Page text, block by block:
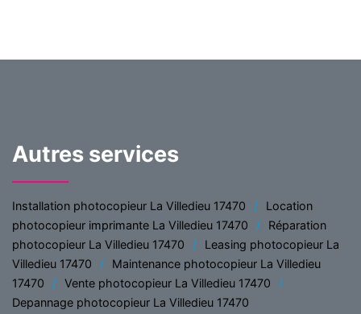
Autres services
Installation photocopieur La Villedieu 17470
Location
photocopieur imprimante La Villedieu 17470
Réparation
photocopieur La Villedieu 17470
Leasing photocopieur La
Villedieu 17470
Maintenance photocopieur La Villedieu
17470
Vente photocopieur La Villedieu 17470
Depannage photocopieur La Villedieu 17470